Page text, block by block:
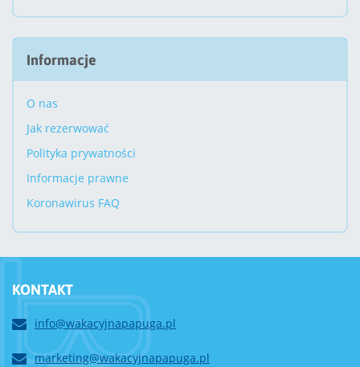
Informacje
O nas
Jak rezerwować
Polityka prywatności
Informacje prawne
Koronawirus FAQ
KONTAKT
info@wakacyjnapapuga.pl
marketing@wakacyjnapapuga.pl